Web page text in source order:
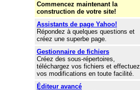
Commencez maintenant la
construction de votre site!
Assistants de page Yahoo!
Répondez à quelques questions et
créez une superbe page.
Gestionnaire de fichiers
Créez des sous-répertoires,
téléchargez vos fichiers et effectuez
vos modifications en toute facilité.
Éditeur avancé